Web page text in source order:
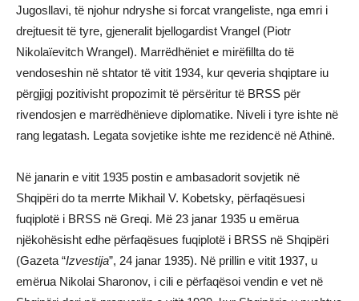
Jugosllavi, të njohur ndryshe si forcat vrangeliste, nga emri i
drejtuesit të tyre, gjeneralit bjellogardist Vrangel (Piotr
Nikolaïevitch Wrangel). Marrëdhëniet e mirëfillta do të
vendoseshin në shtator të vitit 1934, kur qeveria shqiptare iu
përgjigj pozitivisht propozimit të përsëritur të BRSS për
rivendosjen e marrëdhënieve diplomatike. Niveli i tyre ishte në
rang legatash. Legata sovjetike ishte me rezidencë në Athinë.
Në janarin e vitit 1935 postin e ambasadorit sovjetik në
Shqipëri do ta merrte Mikhail V. Kobetsky, përfaqësuesi
fuqiplotë i BRSS në Greqi. Më 23 janar 1935 u emërua
njëkohësisht edhe përfaqësues fuqiplotë i BRSS në Shqipëri
(Gazeta “Izvestija”, 24 janar 1935). Në prillin e vitit 1937, u
emërua Nikolai Sharonov, i cili e përfaqësoi vendin e vet në